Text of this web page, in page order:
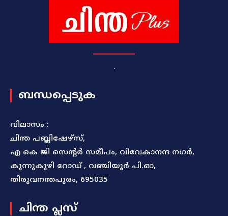
.
ബന്ധപ്പെടുക
വിലാസം :
ചിന്ത പബ്ലിഷേഴ്സ്,
എ കെ ജി സെന്റർ സമീപം, വിവേകാനന്ദ നഗർ,
കുന്നുകുഴി റോഡ് , വഞ്ചിയൂർ പി.ഓ,
തിരുവനന്തപുരം, 695035
ചിന്ത പ്ലസ്